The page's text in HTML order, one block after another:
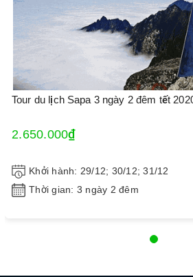
Tour du lịch Sapa 3 ngày 2 đêm tết
2.650.000₫
Khởi hành: 29/12; 30/12; 31/12
Thời gian: 3 ngày 2 đêm